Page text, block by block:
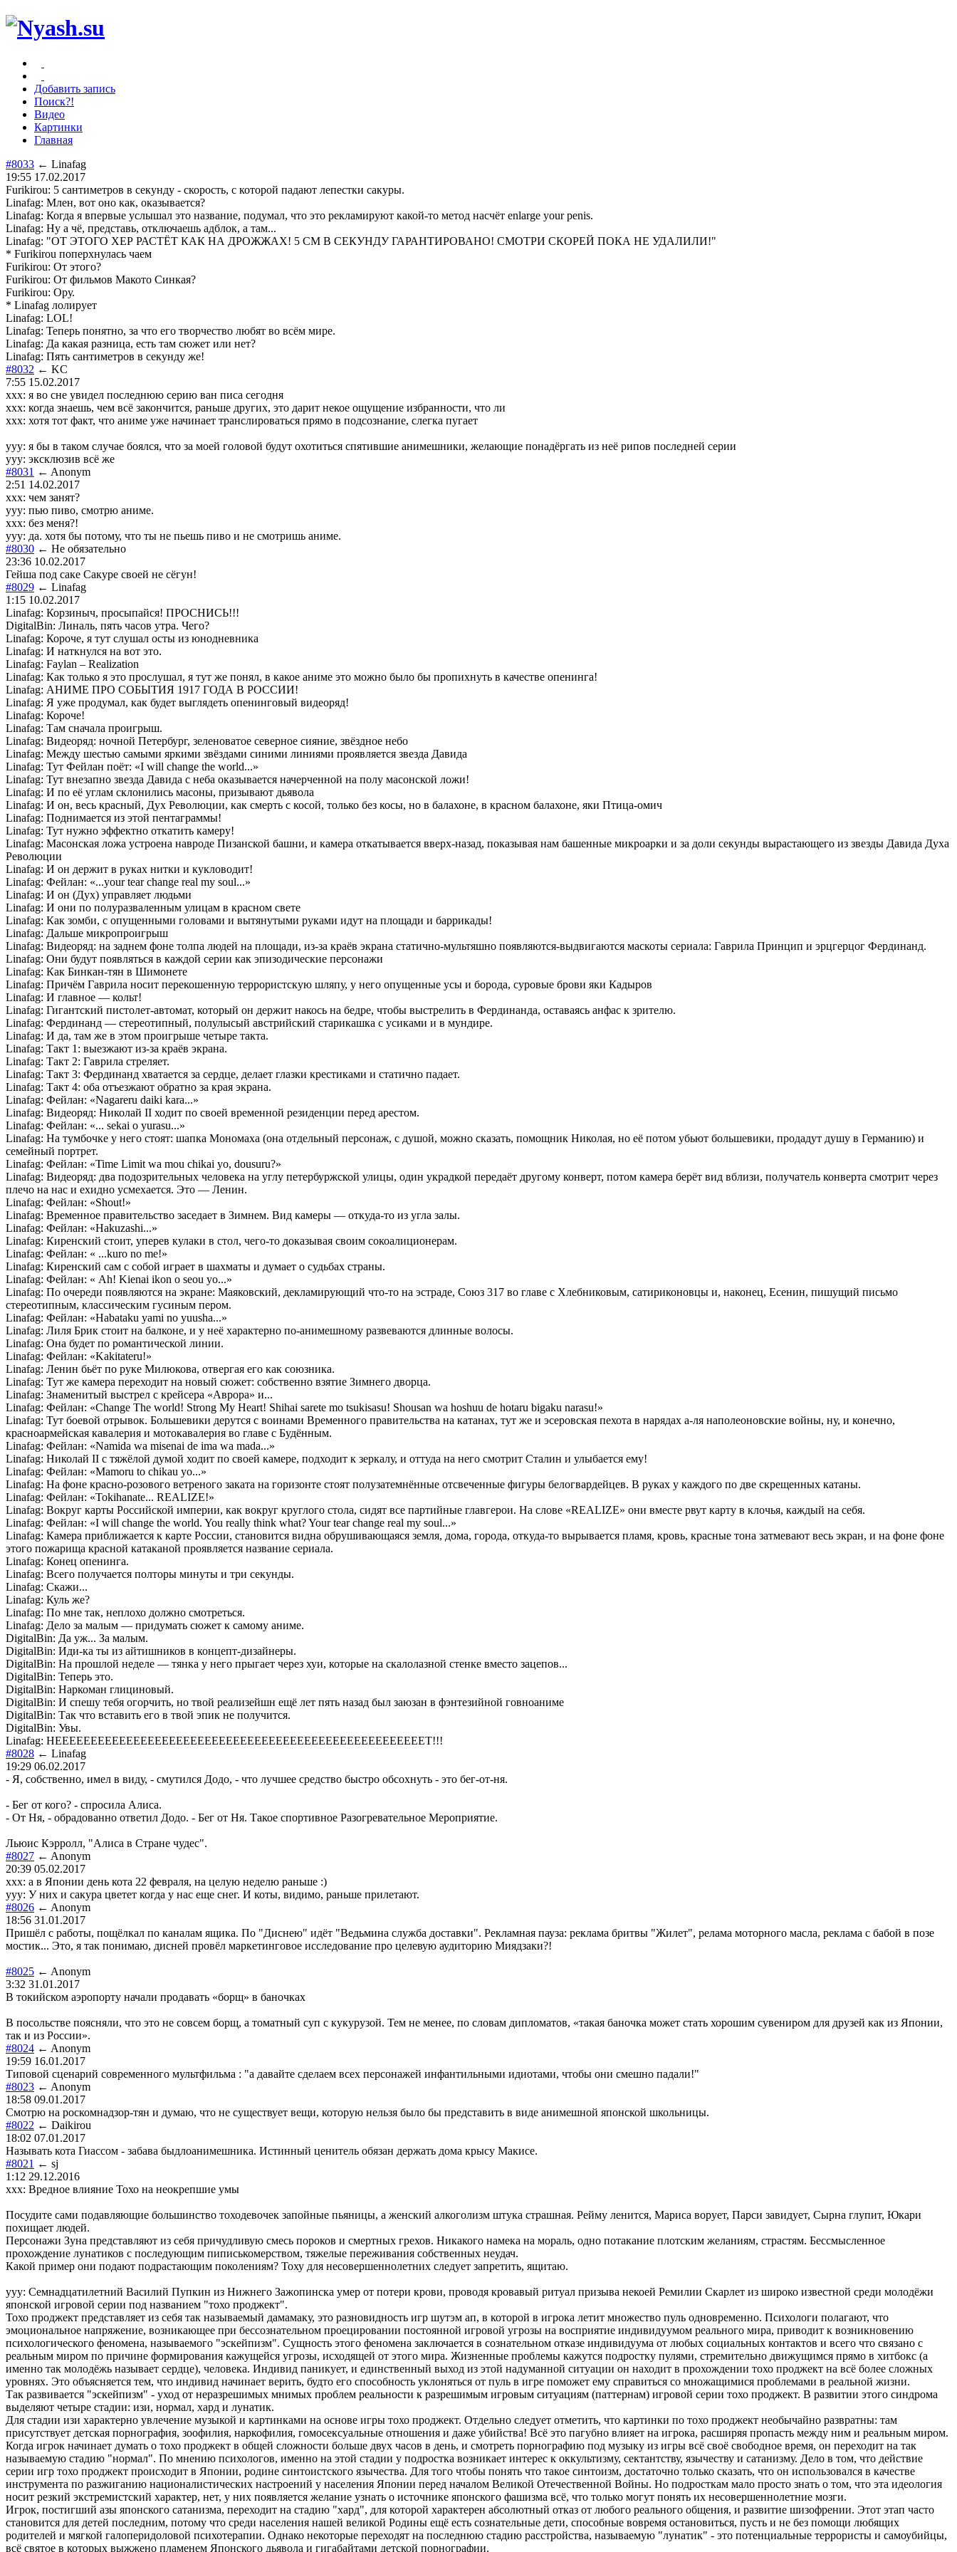
Добавить запись
Поиск?!
Видео
Картинки
Главная
#8033 ← Linafag
19:55 17.02.2017
Furikirou: 5 сантиметров в секунду - скорость, с которой падают лепестки сакуры.
Linafag: Млен, вот оно как, оказывается?
Linafag: Когда я впервые услышал это название, подумал, что это рекламируют какой-то метод насчёт enlarge your penis.
Linafag: Ну а чё, представь, отключаешь адблок, а там...
Linafag: "ОТ ЭТОГО ХЕР РАСТЁТ КАК НА ДРОЖЖАХ! 5 СМ В СЕКУНДУ ГАРАНТИРОВАНО! СМОТРИ СКОРЕЙ ПОКА НЕ УДАЛИЛИ!"
* Furikirou поперхнулась чаем
Furikirou: От этого?
Furikirou: От фильмов Макото Синкая?
Furikirou: Ору.
* Linafag лолирует
Linafag: LOL!
Linafag: Теперь понятно, за что его творчество любят во всём мире.
Linafag: Да какая разница, есть там сюжет или нет?
Linafag: Пять сантиметров в секунду же!
#8032 ← KC
7:55 15.02.2017
xxx: я во сне увидел последнюю серию ван писа сегодня
xxx: когда знаешь, чем всё закончится, раньше других, это дарит некое ощущение избранности, что ли
xxx: хотя тот факт, что аниме уже начинает транслироваться прямо в подсознание, слегка пугает
yyy: я бы в таком случае боялся, что за моей головой будут охотиться спятившие анимешники, желающие понадёргать из неё рипов последней серии
yyy: эксклюзив всё же
#8031 ← Anonym
2:51 14.02.2017
xxx: чем занят?
yyy: пью пиво, смотрю аниме.
xxx: без меня?!
yyy: да. хотя бы потому, что ты не пьешь пиво и не смотришь аниме.
#8030 ← Не обязательно
23:36 10.02.2017
Гейша под саке Сакуре своей не сёгун!
#8029 ← Linafag
1:15 10.02.2017
Linafag: Корзиныч, просыпайся! ПРОСНИСЬ!!!
DigitalBin: Линаль, пять часов утра. Чего?
Linafag: Короче, я тут слушал осты из юнодневника
Linafag: И наткнулся на вот это.
Linafag: Faylan – Realization
Linafag: Как только я это прослушал, я тут же понял, в какое аниме это можно было бы пропихнуть в качестве опенинга!
Linafag: АНИМЕ ПРО СОБЫТИЯ 1917 ГОДА В РОССИИ!
Linafag: Я уже продумал, как будет выглядеть опенинговый видеоряд!
Linafag: Короче!
Linafag: Там сначала проигрыш.
Linafag: Видеоряд: ночной Петербург, зеленоватое северное сияние, звёздное небо
Linafag: Между шестью самыми яркими звёздами синими линиями проявляется звезда Давида
Linafag: Тут Фейлан поёт: «I will change the world...»
Linafag: Тут внезапно звезда Давида с неба оказывается начерченной на полу масонской ложи!
Linafag: И по её углам склонились масоны, призывают дьявола
Linafag: И он, весь красный, Дух Революции, как смерть с косой, только без косы, но в балахоне, в красном балахоне, яки Птица-омич
Linafag: Поднимается из этой пентаграммы!
Linafag: Тут нужно эффектно откатить камеру!
Linafag: Масонская ложа устроена навроде Пизанской башни, и камера откатывается вверх-назад, показывая нам башенные микроарки и за доли секунды вырастающего из звезды Давида Духа
Революции
Linafag: И он держит в руках нитки и кукловодит!
Linafag: Фейлан: «...your tear change real my soul...»
Linafag: И он (Дух) управляет людьми
Linafag: И они по полуразваленным улицам в красном свете
Linafag: Как зомби, с опущенными головами и вытянутыми руками идут на площади и баррикады!
Linafag: Дальше микропроигрыш
Linafag: Видеоряд: на заднем фоне толпа людей на площади, из-за краёв экрана статично-мультяшно появляются-выдвигаются маскоты сериала: Гаврила Принцип и эрцгерцог Фердинанд.
Linafag: Они будут появляться в каждой серии как эпизодические персонажи
Linafag: Как Бинкан-тян в Шимонете
Linafag: Причём Гаврила носит перекошенную террористскую шляпу, у него опущенные усы и борода, суровые брови яки Кадыров
Linafag: И главное — кольт!
Linafag: Гигантский пистолет-автомат, который он держит накось на бедре, чтобы выстрелить в Фердинанда, оставаясь анфас к зрителю.
Linafag: Фердинанд — стереотипный, полулысый австрийский старикашка с усиками и в мундире.
Linafag: И да, там же в этом проигрыше четыре такта.
Linafag: Такт 1: выезжают из-за краёв экрана.
Linafag: Такт 2: Гаврила стреляет.
Linafag: Такт 3: Фердинанд хватается за сердце, делает глазки крестиками и статично падает.
Linafag: Такт 4: оба отъезжают обратно за края экрана.
Linafag: Фейлан: «Nagareru daiki kara...»
Linafag: Видеоряд: Николай II ходит по своей временной резиденции перед арестом.
Linafag: Фейлан: «... sekai o yurasu...»
Linafag: На тумбочке у него стоят: шапка Мономаха (она отдельный персонаж, с душой, можно сказать, помощник Николая, но её потом убьют большевики, продадут душу в Германию) и
семейный портрет.
Linafag: Фейлан: «Time Limit wa mou chikai yo, dousuru?»
Linafag: Видеоряд: два подозрительных человека на углу петербуржской улицы, один украдкой передаёт другому конверт, потом камера берёт вид вблизи, получатель конверта смотрит через
плечо на нас и ехидно усмехается. Это — Ленин.
Linafag: Фейлан: «Shout!»
Linafag: Временное правительство заседает в Зимнем. Вид камеры — откуда-то из угла залы.
Linafag: Фейлан: «Hakuzashi...»
Linafag: Киренский стоит, уперев кулаки в стол, чего-то доказывая своим сокоалиционерам.
Linafag: Фейлан: « ...kuro no me!»
Linafag: Киренский сам с собой играет в шахматы и думает о судьбах страны.
Linafag: Фейлан: « Ah! Kienai ikon o seou yo...»
Linafag: По очереди появляются на экране: Маяковский, декламирующий что-то на эстраде, Союз 317 во главе с Хлебниковым, сатириконовцы и, наконец, Есенин, пишущий письмо
стереотипным, классическим гусиным пером.
Linafag: Фейлан: «Habataku yami no yuusha...»
Linafag: Лиля Брик стоит на балконе, и у неё характерно по-анимешному развеваются длинные волосы.
Linafag: Она будет по романтической линии.
Linafag: Фейлан: «Kakitateru!»
Linafag: Ленин бьёт по руке Милюкова, отвергая его как союзника.
Linafag: Тут же камера переходит на новый сюжет: собственно взятие Зимнего дворца.
Linafag: Знаменитый выстрел с крейсера «Аврора» и...
Linafag: Фейлан: «Change The world! Strong My Heart! Shihai sarete mo tsukisasu! Shousan wa hoshuu de hotaru bigaku narasu!»
Linafag: Тут боевой отрывок. Большевики дерутся с воинами Временного правительства на катанах, тут же и эсеровская пехота в нарядах а-ля наполеоновские войны, ну, и конечно,
красноармейская кавалерия и мотокавалерия во главе с Будённым.
Linafag: Фейлан: «Namida wa misenai de ima wa mada...»
Linafag: Николай II с тяжёлой думой ходит по своей камере, подходит к зеркалу, и оттуда на него смотрит Сталин и улыбается ему!
Linafag: Фейлан: «Mamoru to chikau yo...»
Linafag: На фоне красно-розового ветреного заката на горизонте стоят полузатемнённые отсвеченные фигуры белогвардейцев. В руках у каждого по две скрещенных катаны.
Linafag: Фейлан: «Tokihanate... REALIZE!»
Linafag: Вокруг карты Российской империи, как вокруг круглого стола, сидят все партийные главгерои. На слове «REALIZE» они вместе рвут карту в клочья, каждый на себя.
Linafag: Фейлан: «I will change the world. You really think what? Your tear change real my soul...»
Linafag: Камера приближается к карте России, становится видна обрушивающаяся земля, дома, города, откуда-то вырывается пламя, кровь, красные тона затмевают весь экран, и на фоне фоне
этого пожарища красной катаканой проявляется название сериала.
Linafag: Конец опенинга.
Linafag: Всего получается полторы минуты и три секунды.
Linafag: Скажи...
Linafag: Куль же?
Linafag: По мне так, неплохо должно смотреться.
Linafag: Дело за малым — придумать сюжет к самому аниме.
DigitalBin: Да уж... За малым.
DigitalBin: Иди-ка ты из айтишников в концепт-дизайнеры.
DigitalBin: На прошлой неделе — тянка у него прыгает через хуи, которые на скалолазной стенке вместо зацепов...
DigitalBin: Теперь это.
DigitalBin: Наркоман глициновый.
DigitalBin: И спешу тебя огорчить, но твой реализейшн ещё лет пять назад был заюзан в фэнтезийной говноаниме
DigitalBin: Так что вставить его в твой эпик не получится.
DigitalBin: Увы.
Linafag: НЕЕЕЕЕЕЕЕЕЕЕЕЕЕЕЕЕЕЕЕЕЕЕЕЕЕЕЕЕЕЕЕЕЕЕЕЕЕЕЕЕЕЕЕЕЕЕЕЕЕЕЕТ!!!
#8028 ← Linafag
19:29 06.02.2017
- Я, собственно, имел в виду, - смутился Додо, - что лучшее средство быстро обсохнуть - это бег-от-ня.
- Бег от кого? - спросила Алиса.
- От Ня, - обрадованно ответил Додо. - Бег от Ня. Такое спортивное Разогревательное Мероприятие.
Льюис Кэрролл, "Алиса в Стране чудес".
#8027 ← Anonym
20:39 05.02.2017
xxx: а в Японии день кота 22 февраля, на целую неделю раньше :)
yyy: У них и сакура цветет когда у нас еще снег. И коты, видимо, раньше прилетают.
#8026 ← Anonym
18:56 31.01.2017
Пришёл с работы, пощёлкал по каналам ящика. По "Диснею" идёт "Ведьмина служба доставки". Рекламная пауза: реклама бритвы "Жилет", релама моторного масла, реклама с бабой в позе
мостик... Это, я так понимаю, дисней провёл маркетинговое исследование про целевую аудиторию Миядзаки?!
#8025 ← Anonym
3:32 31.01.2017
В токийском аэропорту начали продавать «борщ» в баночках
В посольстве поясняли, что это не совсем борщ, а томатный суп с кукурузой. Тем не менее, по словам дипломатов, «такая баночка может стать хорошим сувениром для друзей как из Японии,
так и из России».
#8024 ← Anonym
19:59 16.01.2017
Типовой сценарий современного мультфильма : "а давайте сделаем всех персонажей инфантильными идиотами, чтобы они смешно падали!"
#8023 ← Anonym
18:58 09.01.2017
Смотрю на роскомнадзор-тян и думаю, что не существует вещи, которую нельзя было бы представить в виде анимешной японской школьницы.
#8022 ← Daikirou
18:02 07.01.2017
Называть кота Гиассом - забава быдлоанимешника. Истинный ценитель обязан держать дома крысу Макисе.
#8021 ← sj
1:12 29.12.2016
xxx: Вредное влияние Тохо на неокрепшие умы
Посудите сами подавляющие большинство тоходевочек запойные пьяницы, а женский алкоголизм штука страшная. Рейму ленится, Мариса ворует, Парси завидует, Сырна глупит, Юкари
похищает людей.
Персонажи Зуна представляют из себя причудливую смесь пороков и смертных грехов. Никакого намека на мораль, одно потакание плотским желаниям, страстям. Бессмысленное
прохождение лунатиков с последующим пиписькомерством, тяжелые переживания собственных неудач.
Какой пример они подают подрастающим поколениям? Тоху для несовершеннолетних следует запретить, ящитаю.
yyy: Семнадцатилетний Василий Пупкин из Нижнего Зажопинска умер от потери крови, проводя кровавый ритуал призыва некоей Ремилии Скарлет из широко известной среди молодёжи
японской игровой серии под названием "тохо проджект".
Тохо проджект представляет из себя так называемый дамамаку, это разновидность игр шутэм ап, в которой в игрока летит множество пуль одновременно. Психологи полагают, что
эмоциональное напряжение, возникающее при бессознательном проецировании постоянной игровой угрозы на восприятие индивидуумом реального мира, приводит к возникновению
психологического феномена, называемого "эскейпизм". Сущность этого феномена заключается в сознательном отказе индивидуума от любых социальных контактов и всего что связано с
реальным миром по причине формирования кажущейся угрозы, исходящей от этого мира. Жизненные проблемы кажутся подростку пулями, стремительно движущимся прямо в хитбокс (а
именно так молодёжь называет сердце), человека. Индивид паникует, и единственный выход из этой надуманной ситуации он находит в прохождении тохо проджект на всё более сложных
уровнях. Это объясняется тем, что индивид начинает верить, будто его способность уклоняться от пуль в игре поможет ему справиться со множащимися проблемами в реальной жизни.
Так развивается "эскейпизм" - уход от неразрешимых мнимых проблем реальности к разрешимым игровым ситуациям (паттернам) игровой серии тохо проджект. В развитии этого синдрома
выделяют четыре стадии: изи, нормал, хард и лунатик.
Для стадии изи характерно увлечение музыкой и картинками на основе игры тохо проджект. Отдельно следует отметить, что картинки по тохо проджект необычайно развратны: там
присутствует детская порнография, зоофилия, наркофилия, гомосексуальные отношения и даже убийства! Всё это пагубно влияет на игрока, расширяя пропасть между ним и реальным миром.
Когда игрок начинает думать о тохо проджект в общей сложности больше двух часов в день, и смотреть порнографию под музыку из игры всё своё свободное время, он переходит на так
называемую стадию "нормал". По мнению психологов, именно на этой стадии у подростка возникает интерес к оккультизму, сектантству, язычеству и сатанизму. Дело в том, что действие
серии игр тохо проджект происходит в Японии, родине синтоистского язычества. Для того чтобы понять что такое синтоизм, достаточно только сказать, что он использовался в качестве
инструмента по разжиганию националистических настроений у населения Японии перед началом Великой Отечественной Войны. Но подросткам мало просто знать о том, что эта идеология
носит резкий экстремистский характер, нет, у них появляется желание узнать о источнике японского фашизма всё, что только могут понять их несовершеннолетние мозги.
Игрок, постигший азы японского сатанизма, переходит на стадию "хард", для которой характерен абсолютный отказ от любого реального общения, и развитие шизофрении. Этот этап часто
становится для детей последним, потому что среди населения нашей великой Родины ещё есть сознательные дети, способные вовремя остановиться, пусть и не без помощи любящих
родителей и мягкой галоперидоловой психотерапии. Однако некоторые переходят на последнюю стадию расстройства, называемую "лунатик" - это потенциальные террористы и самоубийцы,
всё святое в которых выжжено пламенем Японского дьявола и гигабайтами детской порнографии.